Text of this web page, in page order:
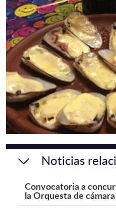
Noticias
Convocatoria a
la Orquesta de